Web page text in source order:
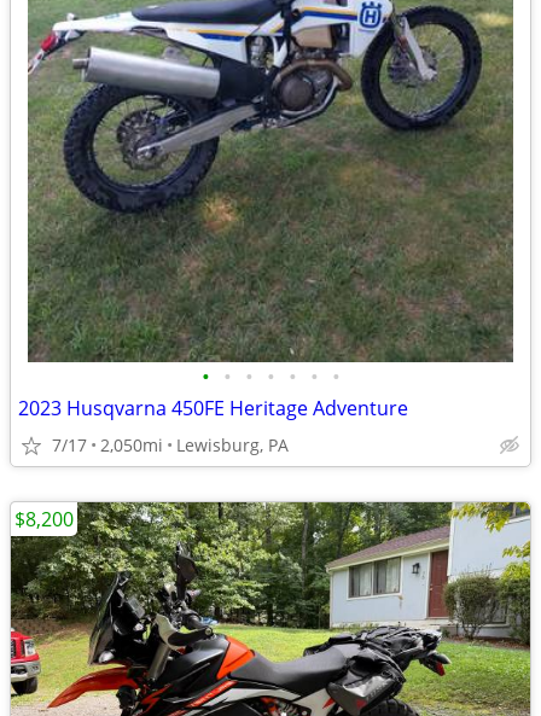
• • • • • • •
2023 Husqvarna 450FE Heritage Adventure
7/17 2,050mi Lewisburg, PA
$8,200